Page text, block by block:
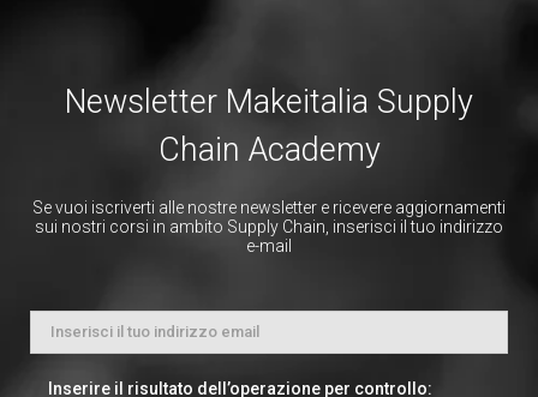
Newsletter Makeitalia Supply
Chain Academy
Se vuoi iscriverti alle nostre newsletter e ricevere aggiornamenti
sui nostri corsi in ambito Supply Chain, inserisci il tuo indirizzo
e-mail
Inserire il risultato dell’operazione per controllo: